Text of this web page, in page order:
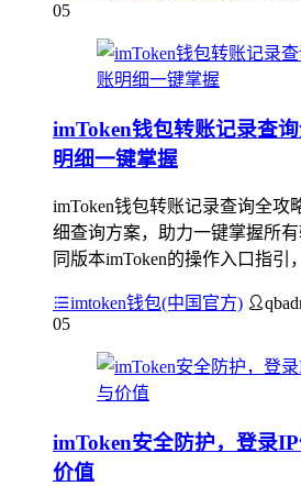
05
imToken钱包转账记录查
明细一键掌握
imToken钱包转账记录查询全攻
细查询方案，助力一键掌握所
同版本imToken的操作入口指引
imtoken钱包(中国官方)
05
imToken安全防护，登录
价值